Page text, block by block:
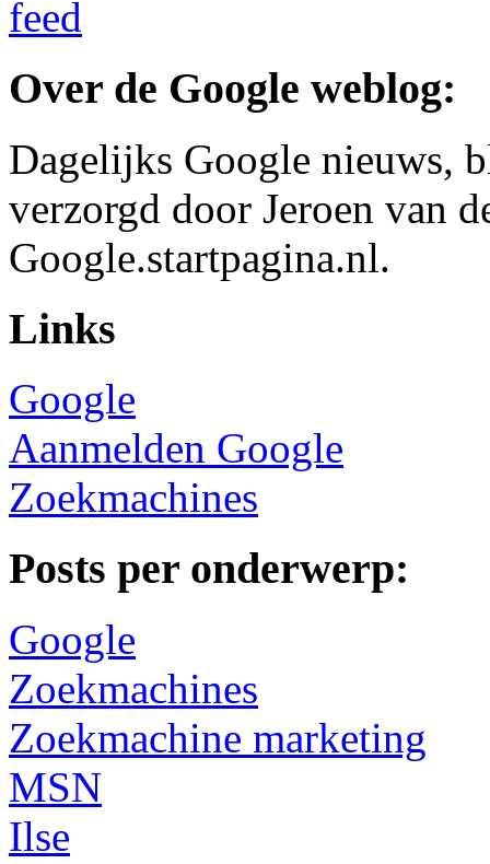
Over de Google weblog:
Dagelijks Google nieuws,
verzorgd door Jeroen van
Google.startpagina.nl.
Links
Google
Aanmelden Google
Zoekmachines
Posts per onderwerp:
Google
Zoekmachines
Zoekmachine marketing
MSN
Ilse